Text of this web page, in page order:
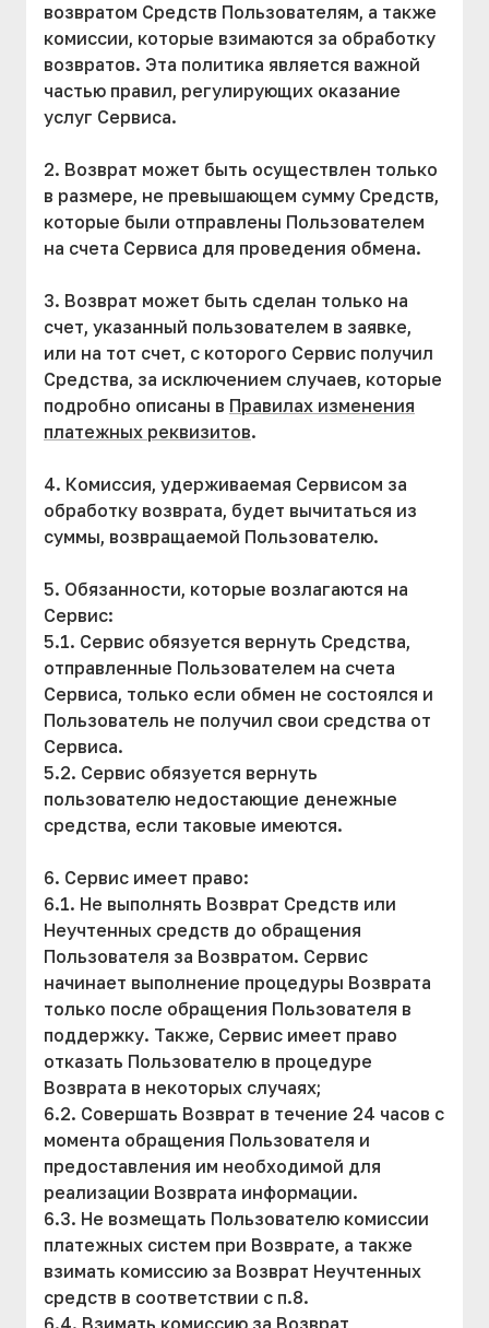
возвратом Средств Пользователям, а также
комиссии, которые взимаются за обработку
возвратов. Эта политика является важной
частью правил, регулирующих оказание
услуг Сервиса.
2. Возврат может быть осуществлен только
в размере, не превышающем сумму Средств,
которые были отправлены Пользователем
на счета Сервиса для проведения обмена.
3. Возврат может быть сделан только на
счет, указанный пользователем в заявке,
или на тот счет, с которого Сервис получил
Средства, за исключением случаев, которые
подробно описаны в Правилах изменения
платежных реквизитов.
4. Комиссия, удерживаемая Сервисом за
обработку возврата, будет вычитаться из
суммы, возвращаемой Пользователю.
5. Обязанности, которые возлагаются на
Сервис:
5.1. Сервис обязуется вернуть Средства,
отправленные Пользователем на счета
Сервиса, только если обмен не состоялся и
Пользователь не получил свои средства от
Сервиса.
5.2. Сервис обязуется вернуть
пользователю недостающие денежные
средства, если таковые имеются.
6. Сервис имеет право:
6.1. Не выполнять Возврат Средств или
Неучтенных средств до обращения
Пользователя за Возвратом. Сервис
начинает выполнение процедуры Возврата
только после обращения Пользователя в
поддержку. Также, Сервис имеет право
отказать Пользователю в процедуре
Возврата в некоторых случаях;
6.2. Совершать Возврат в течение 24 часов с
момента обращения Пользователя и
предоставления им необходимой для
реализации Возврата информации.
6.3. Не возмещать Пользователю комиссии
платежных систем при Возврате, а также
взимать комиссию за Возврат Неучтенных
средств в соответствии с п.8.
6.4. Взимать комиссию за Возврат,